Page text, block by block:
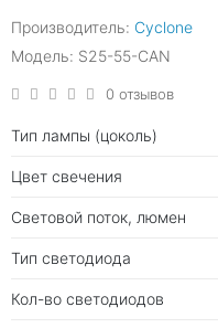
Производитель: Cyclone
Модель: S25-55-CAN
0 отзывов
Тип лампы (цоколь)
Цвет свечения
Световой поток, люмен
Тип светодиода
Кол-во светодиодов